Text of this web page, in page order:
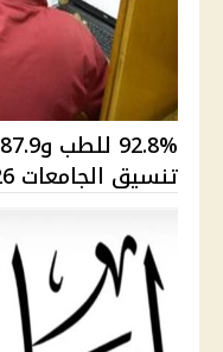
تنسيق الجامعات 2026 وأماكن المرحلة ...